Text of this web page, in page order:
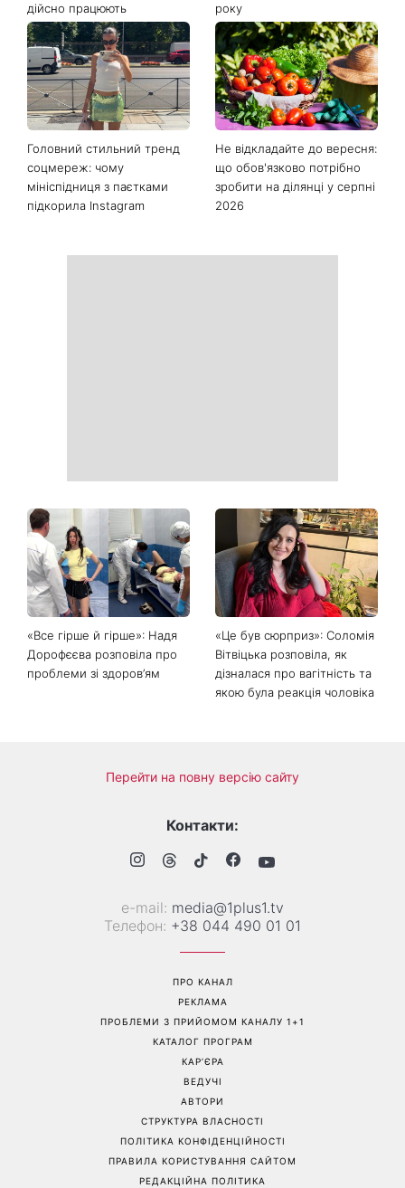
дійсно працюють
року
Головний стильний тренд
соцмереж: чому
мініспідниця з паєтками
підкорила Instagram
Не відкладайте до вересня:
що обов'язково потрібно
зробити на ділянці у серпні
2026
«Все гірше й гірше»: Надя
Дорофєєва розповіла про
проблеми зі здоров’ям
«Це був сюрприз»: Соломія
Вітвіцька розповіла, як
дізналася про вагітність та
якою була реакція чоловіка
Перейти на повну версію сайту
Контакти:
е-mail: media@1plus1.tv
Телефон: +38 044 490 01 01
ПРО КАНАЛ
РЕКЛАМА
ПРОБЛЕМИ З ПРИЙОМОМ КАНАЛУ 1+1
КАТАЛОГ ПРОГРАМ
КАР’ЄРА
ВЕДУЧІ
АВТОРИ
СТРУКТУРА ВЛАСНОСТІ
ПОЛІТИКА КОНФІДЕНЦІЙНОСТІ
ПРАВИЛА КОРИСТУВАННЯ САЙТОМ
РЕДАКЦІЙНА ПОЛІТИКА